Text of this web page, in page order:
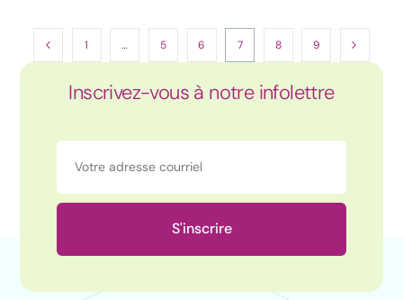
1 … 5 6 7 8 9
Inscrivez-vous à notre infolettre
S'inscrire